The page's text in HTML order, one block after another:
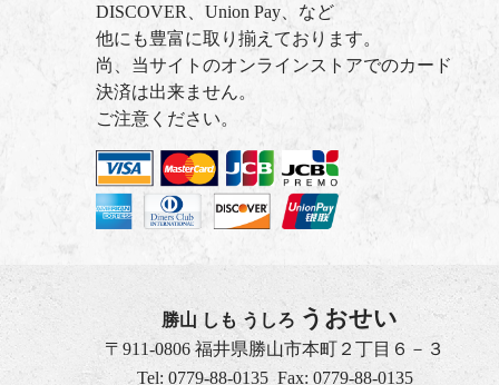
DISCOVER、Union Pay、など
他にも豊富に取り揃えております。
尚、当サイトのオンラインストアでのカード
決済は出来ません。
ご注意ください。
勝山 しも うしろ うおせい
〒911-0806 福井県勝山市本町２丁目６－３
Tel: 0779-88-0135 Fax: 0779-88-0135